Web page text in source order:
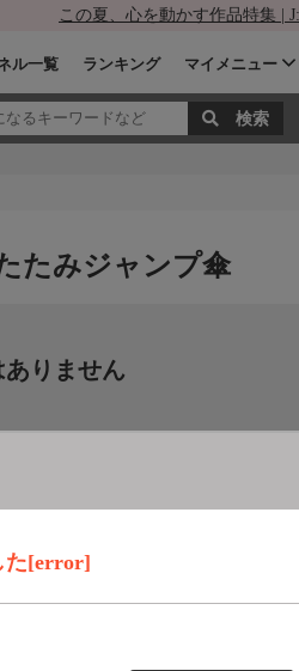
この夏、心を動かす作品特集 |
ル一覧 ランキング マイメニュー
た[error]
たみジャンプ傘
りません